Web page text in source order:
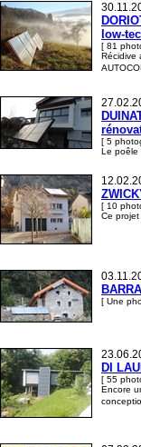
low-
[ 81
Récidive
[ 5
Le poêle
[ 10
Ce
[ Une
DI
[ 55
Encore